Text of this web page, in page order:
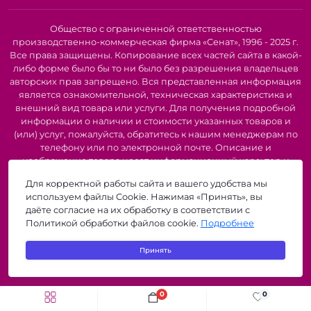
0
0
производителей.
Широкий ассортимент на любой материал и задачу.
Удобство использования - легко наносится, быстро
сохнет.
Безопасность - соответствует стандартам.
Доступные цены.
Применение: склеивание бумаги и картона,
рукоделие и скрапбукинг, моделирование, ремонт,
декор, офисные задачи, школьные проекты.
Общество с ограниченной ответственностью
производственно-коммерческая фирма «Сенат», 1996 - 2025 г.
Все права защищены. Копирование всех частей сайта в какой-
либо форме было бы то ни было без разрешения владельцев
авторских прав запрещено. Вся представленная информация
является ознакомительной, техническая характеристика и
внешний вид товара или услуги. Для получения подробной
информации о наличии и стоимости указанных товаров и
(или) услуг, пожалуйста, обратитесь к нашим менеджерам по
телефону или по электронной почте. Описание и
изображение товара носят информационный характер и
представленных в технической документации производителя.
Производители о предоставлении за собой права на
изменение внешнего вида, характеристик и комплектации
товара, предварительно не уведомляя продавцов и
потребителей. Рекомендуется при покупке проверить
наличие необходимых функций и характеристик.
Для корректной работы сайта и вашего удобства мы
используем файлы Cookie. Нажимая «Принять», вы
даёте согласие на их обработку в соответствии с
Политикой обработки файлов cookie. Подробнее
Принять